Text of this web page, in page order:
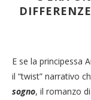
E se la principessa
il “twist” narrativo
sogno, il romanzo